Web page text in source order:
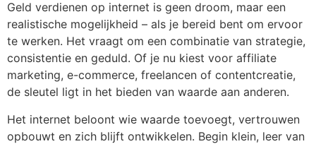
Geld verdienen op internet is geen droom, maar een
realistische mogelijkheid – als je bereid bent om ervoor
te werken. Het vraagt om een combinatie van strategie,
consistentie en geduld. Of je nu kiest voor affiliate
marketing, e-commerce, freelancen of contentcreatie,
de sleutel ligt in het bieden van waarde aan anderen.
Het internet beloont wie waarde toevoegt, vertrouwen
opbouwt en zich blijft ontwikkelen. Begin klein, leer van